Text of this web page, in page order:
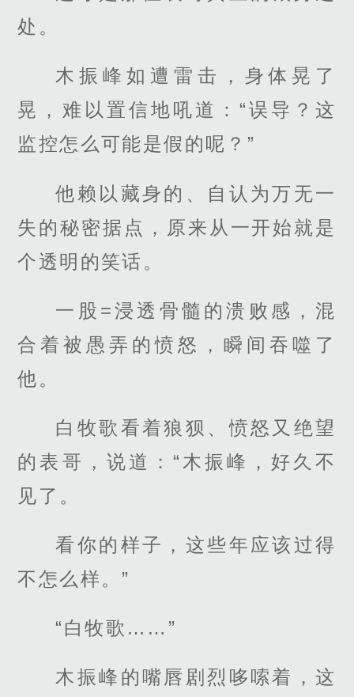
处。
木振峰如遭雷击，身体晃了
晃，难以置信地吼道：“误导？这
监控怎么可能是假的呢？”
他赖以藏身的、自认为万无一
失的秘密据点，原来从一开始就是
个透明的笑话。
一股=浸透骨髓的溃败感，混
合着被愚弄的愤怒，瞬间吞噬了
他。
白牧歌看着狼狈、愤怒又绝望
的表哥，说道：“木振峰，好久不
见了。
看你的样子，这些年应该过得
不怎么样。”
“白牧歌……”
木振峰的嘴唇剧烈哆嗦着，这